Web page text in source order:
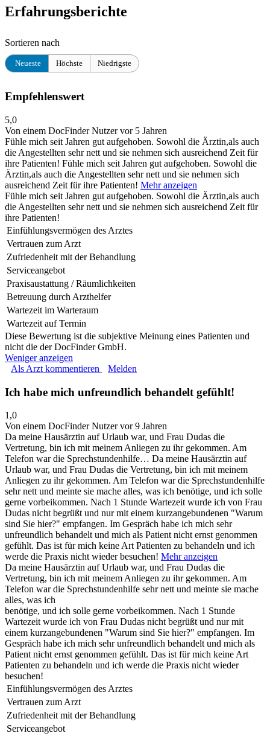
Erfahrungsberichte
Sortieren nach
Neueste Höchste Niedrigste
Empfehlenswert
5,0
Von einem DocFinder Nutzervor 5 Jahren
Fühle mich seit Jahren gut aufgehoben. Sowohl die Ärztin,als auch
die Angestellten sehr nett und sie nehmen sich ausreichend Zeit für
ihre Patienten! Fühle mich seit Jahren gut aufgehoben. Sowohl die
Ärztin,als auch die Angestellten sehr nett und sie nehmen sich
ausreichend Zeit für ihre Patienten! Mehr anzeigen
Fühle mich seit Jahren gut aufgehoben. Sowohl die Ärztin,als auch
die Angestellten sehr nett und sie nehmen sich ausreichend Zeit für
ihre Patienten!
Einfühlungsvermögen des Arztes
Vertrauen zum Arzt
Zufriedenheit mit der Behandlung
Serviceangebot
Praxisaustattung / Räumlichkeiten
Betreuung durch Arzthelfer
Wartezeit im Warteraum
Wartezeit auf Termin
Diese Bewertung ist die subjektive Meinung eines Patienten und
nicht die der DocFinder GmbH.
Weniger anzeigen
Als Arzt kommentieren
Melden
Ich habe mich unfreundlich behandelt gefühlt!
1,0
Von einem DocFinder Nutzervor 9 Jahren
Da meine Hausärztin auf Urlaub war, und Frau Dudas die
Vertretung, bin ich mit meinem Anliegen zu ihr gekommen. Am
Telefon war die Sprechstundenhilfe… Da meine Hausärztin auf
Urlaub war, und Frau Dudas die Vertretung, bin ich mit meinem
Anliegen zu ihr gekommen. Am Telefon war die Sprechstundenhilfe
sehr nett und meinte sie mache alles, was ich benötige, und ich solle
gerne vorbeikommen. Nach 1 Stunde Wartezeit wurde ich von Frau
Dudas nicht begrüßt und nur mit einem kurzangebundenen "Warum
sind Sie hier?" empfangen. Im Gespräch habe ich mich sehr
unfreundlich behandelt und mich als Patient nicht ernst genommen
gefühlt. Das ist für mich keine Art Patienten zu behandeln und ich
werde die Praxis nicht wieder besuchen! Mehr anzeigen
Da meine Hausärztin auf Urlaub war, und Frau Dudas die
Vertretung, bin ich mit meinem Anliegen zu ihr gekommen. Am
Telefon war die Sprechstundenhilfe sehr nett und meinte sie mache
alles, was ich
benötige, und ich solle gerne vorbeikommen. Nach 1 Stunde
Wartezeit wurde ich von Frau Dudas nicht begrüßt und nur mit
einem kurzangebundenen "Warum sind Sie hier?" empfangen. Im
Gespräch habe ich mich sehr unfreundlich behandelt und mich als
Patient nicht ernst genommen gefühlt. Das ist für mich keine Art
Patienten zu behandeln und ich werde die Praxis nicht wieder
besuchen!
Einfühlungsvermögen des Arztes
Vertrauen zum Arzt
Zufriedenheit mit der Behandlung
Serviceangebot